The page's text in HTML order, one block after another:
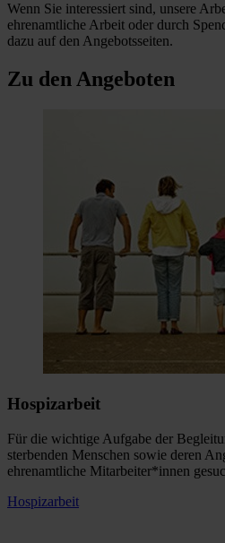
Wenn Sie interessiert sind, unsere
ehrenamtliche Arbeit oder durch
dazu auf den Angebotsseiten.
Zu den Angeboten
Hospizarbeit
Für die wichtige Aufgabe der
sterbenden Menschen sowie deren
ehrenamtliche Mitarbeiter*innen
Hospizarbeit